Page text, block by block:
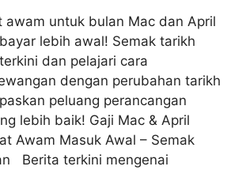
awam untuk bulan Mac dan April
lebih awal! Semak tarikh
dan pelajari cara
dengan perubahan tarikh
peluang perancangan
lebih baik! Gaji Mac & April
Awam Masuk Awal – Semak
Berita terkini mengenai